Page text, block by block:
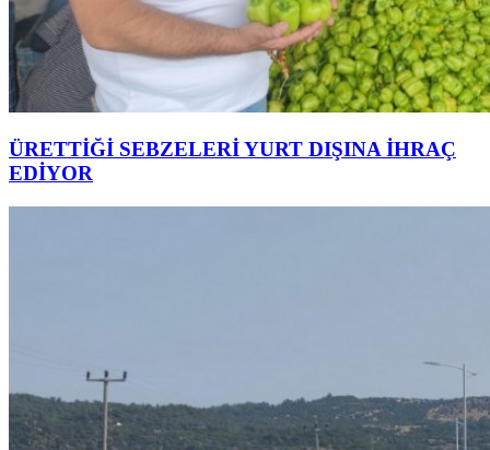
ÜRETTİĞİ SEBZELERİ YURT DIŞINA İHRAÇ
EDİYOR